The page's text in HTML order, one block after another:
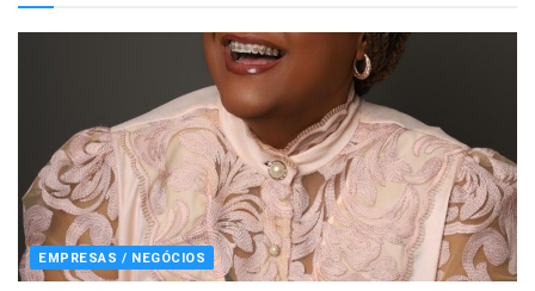
EMPRESAS / NEGÓCIOS